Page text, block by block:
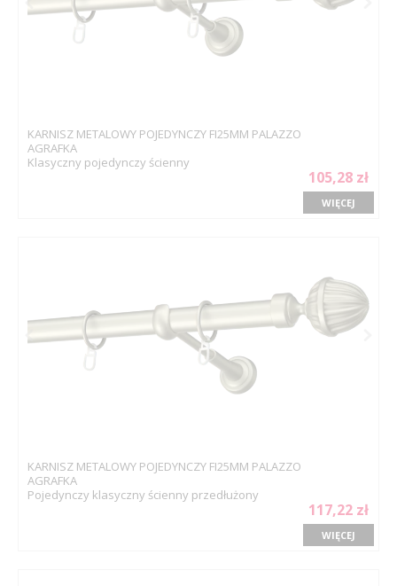
KARNISZ METALOWY POJEDYNCZY FI25MM PALAZZO
AGRAFKA
Klasyczny pojedynczy ścienny
105,28 zł
WIĘCEJ
KARNISZ METALOWY POJEDYNCZY FI25MM PALAZZO
AGRAFKA
Pojedynczy klasyczny ścienny przedłużony
117,22 zł
WIĘCEJ